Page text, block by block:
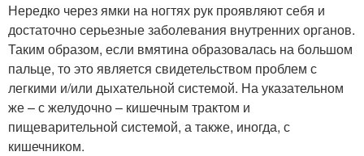
Нередко через ямки на ногтях рук проявляют себя и
достаточно серьезные заболевания внутренних органов.
Таким образом, если вмятина образовалась на большом
пальце, то это является свидетельством проблем с
легкими и/или дыхательной системой. На указательном
же – с желудочно – кишечным трактом и
пищеварительной системой, а также, иногда, с
кишечником.